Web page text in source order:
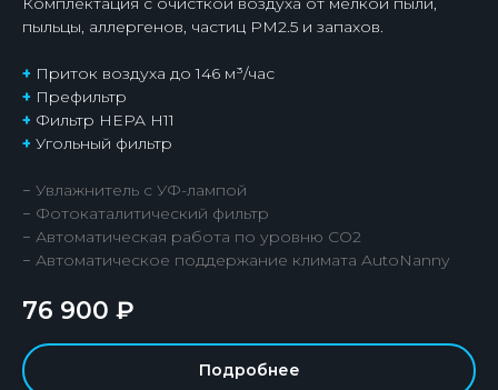
пыльцы, аллергенов, частиц PM2.5 и запахов.
+ Приток воздуха до 146 м³/час
+ Префильтр
+ Фильтр HEPA H11
+ Угольный фильтр
− Увлажнитель с УФ-лампой
− Фотокаталитический фильтр
− Автоматическая работа по уровню СО2
− Автоматическое поддержание климата AutoNanny
76 900 ₽
Подробнее